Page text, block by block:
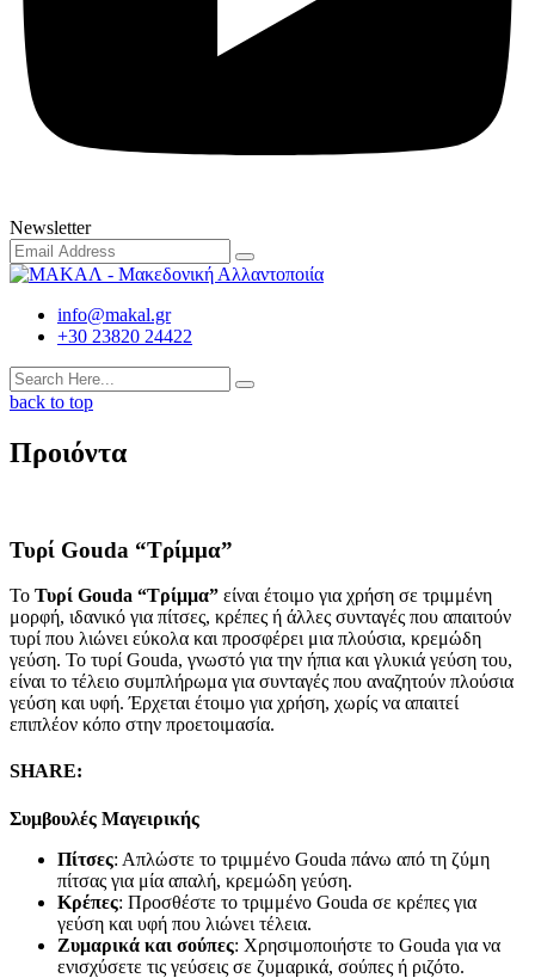
Newsletter
info@makal.gr
+30 23820 24422
back to top
Προιόντα
Τυρί Gouda “Τρίμμα”
Το Τυρί Gouda “Τρίμμα” είναι έτοιμο για χρήση σε τριμμένη
μορφή, ιδανικό για πίτσες, κρέπες ή άλλες συνταγές που απαιτούν
τυρί που λιώνει εύκολα και προσφέρει μια πλούσια, κρεμώδη
γεύση. Το τυρί Gouda, γνωστό για την ήπια και γλυκιά γεύση του,
είναι το τέλειο συμπλήρωμα για συνταγές που αναζητούν πλούσια
γεύση και υφή. Έρχεται έτοιμο για χρήση, χωρίς να απαιτεί
επιπλέον κόπο στην προετοιμασία.
SHARE:
Συμβουλές Μαγειρικής
Πίτσες: Απλώστε το τριμμένο Gouda πάνω από τη ζύμη
πίτσας για μία απαλή, κρεμώδη γεύση.
Κρέπες: Προσθέστε το τριμμένο Gouda σε κρέπες για
γεύση και υφή που λιώνει τέλεια.
Ζυμαρικά και σούπες: Χρησιμοποιήστε το Gouda για να
ενισχύσετε τις γεύσεις σε ζυμαρικά, σούπες ή ριζότο.